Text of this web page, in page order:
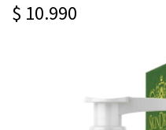
$ 10.990